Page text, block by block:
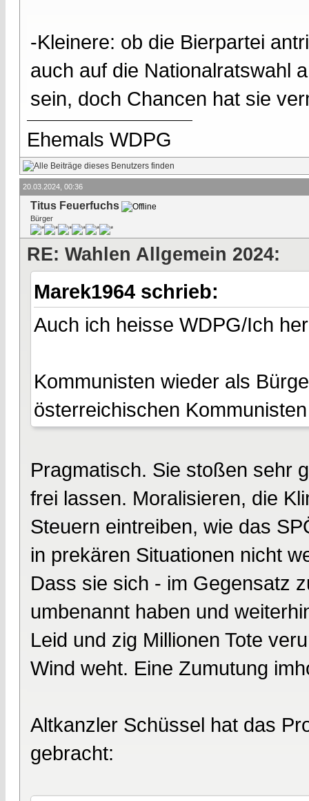
-Kleinere: ob die Bierpartei
auch auf die Nationalratswahl
sein, doch Chancen hat sie
Ehemals WDPG
20.03.2024, 00:36
Titus Feuerfuchs
Bürger
RE: Wahlen Allgemein 2024:
Marek1964 schrieb:
Auch ich heisse WDPG/Ich
Kommunisten wieder als
österreichischen
Pragmatisch. Sie stoßen sehr
frei lassen. Moralisieren, die
Steuern eintreiben, wie das
in prekären Situationen nicht
Dass sie sich - im Gegensatz
umbenannt haben und
Leid und zig Millionen Tote
Wind weht. Eine Zumutung
Altkanzler Schüssel hat das
gebracht: